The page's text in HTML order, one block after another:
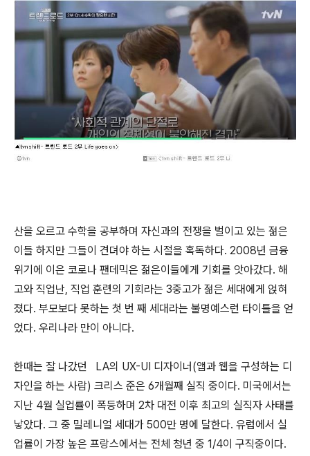
산을 오르고 수학을 공부하며 자신과의 전쟁을 벌이고 있는 젊은
이들 하지만 그들이 견뎌야 하는 시절을 혹독하다. 2008년 금융
위기에 이은 코로나 팬데믹은 젊은이들에게 기회를 앗아갔다. 해
고와 직업난, 직업 훈련의 기회라는 3중고가 젊은 세대에게 얹혀
졌다. 부모보다 못하는 첫 번 째 세대라는 불명예스런 타이틀을 얻
었다. 우리나라 만이 아니다.
한때는 잘 나갔던 LA의 UX-UI 디자이너(앱과 웹을 구성하는 디
자인을 하는 사람) 크리스 준은 6개월째 실직 중이다. 미국에서는
지난 4월 실업률이 폭등하며 2차 대전 이후 최고의 실직자 사태를
낳았다. 그 중 밀레니얼 세대가 500만 명에 달한다. 유럽에서 실
업률이 가장 높은 프랑스에서는 전체 청년 중 1/4이 구직중이다.